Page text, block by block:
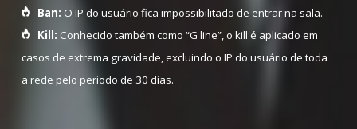
Ban: O IP do usuário fica impossibilitado de entrar na sala.
Kill: Conhecido também como “G line”, o kill é aplicado em
casos de extrema gravidade, excluindo o IP do usuário de toda
a rede pelo periodo de 30 dias.